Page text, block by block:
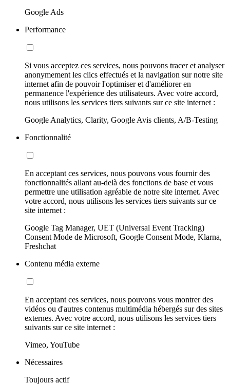
Google Ads
Performance
Si vous acceptez ces services, nous pouvons tracer et analyser
anonymement les clics effectués et la navigation sur notre site
internet afin de pouvoir l'optimiser et d'améliorer en
permanence l'expérience des utilisateurs. Avec votre accord,
nous utilisons les services tiers suivants sur ce site internet :
Google Analytics, Clarity, Google Avis clients, A/B-Testing
Fonctionnalité
En acceptant ces services, nous pouvons vous fournir des
fonctionnalités allant au-delà des fonctions de base et vous
permettre une utilisation agréable de notre site internet. Avec
votre accord, nous utilisons les services tiers suivants sur ce
site internet :
Google Tag Manager, UET (Universal Event Tracking)
Consent Mode de Microsoft, Google Consent Mode, Klarna,
Freshchat
Contenu média externe
En acceptant ces services, nous pouvons vous montrer des
vidéos ou d'autres contenus multimédia hébergés sur des sites
externes. Avec votre accord, nous utilisons les services tiers
suivants sur ce site internet :
Vimeo, YouTube
Nécessaires
Toujours actif